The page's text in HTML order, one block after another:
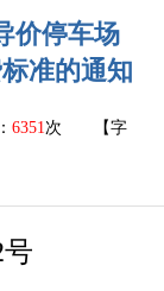
价停车场
准的通知
6351次
【字
号